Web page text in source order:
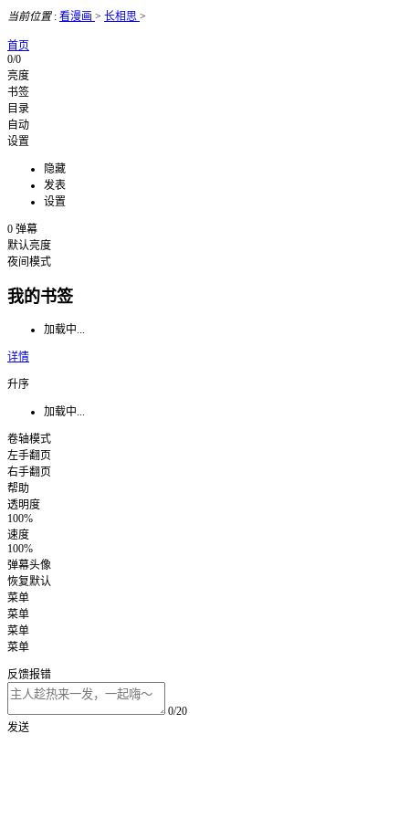
当前位置: 看漫画 > 长相思 >
首页
0/0
亮度
书签
目录
自动
设置
隐藏
发表
设置
0 弹幕
默认亮度
夜间模式
我的书签
加载中...
详情
升序
加载中...
卷轴模式
左手翻页
右手翻页
帮助
透明度
100%
速度
100%
弹幕头像
恢复默认
菜单
菜单
菜单
菜单
反馈报错
0/20
发送